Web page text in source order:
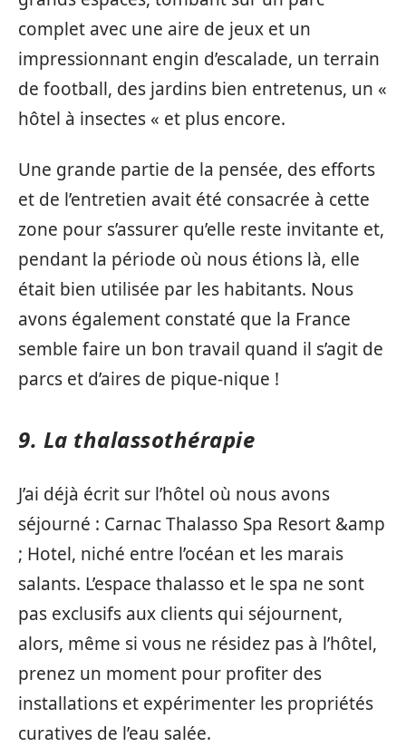
complet avec une aire de jeux et un
impressionnant engin d’escalade, un terrain
de football, des jardins bien entretenus, un «
hôtel à insectes « et plus encore.
Une grande partie de la pensée, des efforts
et de l’entretien avait été consacrée à cette
zone pour s’assurer qu’elle reste invitante et,
pendant la période où nous étions là, elle
était bien utilisée par les habitants. Nous
avons également constaté que la France
semble faire un bon travail quand il s’agit de
parcs et d’aires de pique-nique !
9. La thalassothérapie
J’ai déjà écrit sur l’hôtel où nous avons
séjourné : Carnac Thalasso Spa Resort &amp
; Hotel, niché entre l’océan et les marais
salants. L’espace thalasso et le spa ne sont
pas exclusifs aux clients qui séjournent,
alors, même si vous ne résidez pas à l’hôtel,
prenez un moment pour profiter des
installations et expérimenter les propriétés
curatives de l’eau salée.